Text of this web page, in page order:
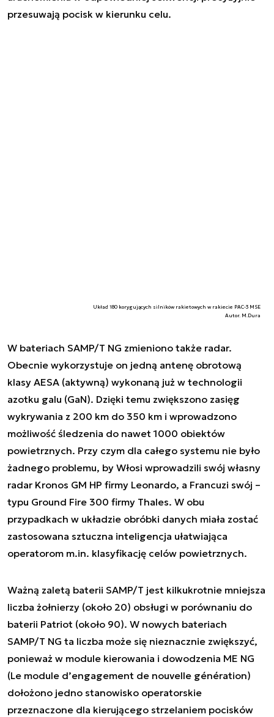
przesuwają pocisk w kierunku celu.
Układ 180 korygujących silników rakietowych w rakiecie PAC-3 MSE
Autor. M.Dura
W bateriach SAMP/T NG zmieniono także radar.
Obecnie wykorzystuje on jedną antenę obrotową
klasy AESA (aktywną) wykonaną już w technologii
azotku galu (GaN). Dzięki temu zwiększono zasięg
wykrywania z 200 km do 350 km i wprowadzono
możliwość śledzenia do nawet 1000 obiektów
powietrznych. Przy czym dla całego systemu nie było
żadnego problemu, by Włosi wprowadzili swój własny
radar Kronos GM HP firmy Leonardo, a Francuzi swój –
typu Ground Fire 300 firmy Thales. W obu
przypadkach w układzie obróbki danych miała zostać
zastosowana sztuczna inteligencja ułatwiająca
operatorom m.in. klasyfikację celów powietrznych.
Ważną zaletą baterii SAMP/T jest kilkukrotnie mniejsza
liczba żołnierzy (około 20) obsługi w porównaniu do
baterii Patriot (około 90). W nowych bateriach
SAMP/T NG ta liczba może się nieznacznie zwiększyć,
ponieważ w module kierowania i dowodzenia ME NG
(Le module d’engagement de nouvelle génération)
dołożono jedno stanowisko operatorskie
przeznaczone dla kierującego strzelaniem pocisków